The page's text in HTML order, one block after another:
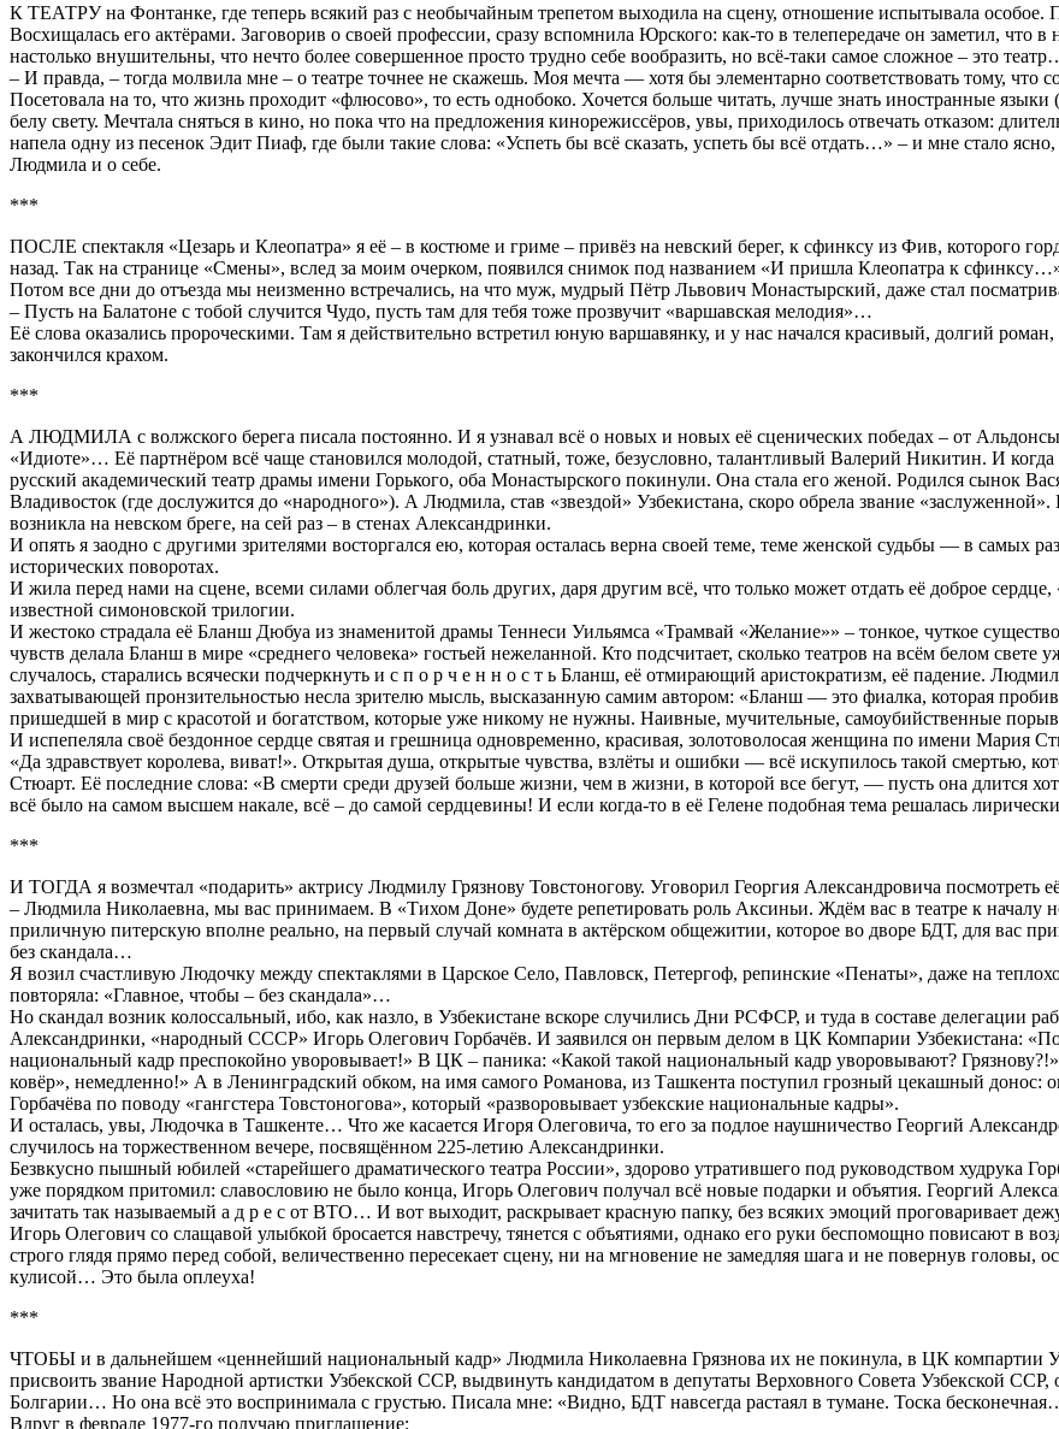
К ТЕАТРУ на Фонтанке, где теперь всякий раз с необычайным трепетом выходила на сцену, отношение испытывала
Восхищалась его актёрами. Заговорив о своей профессии, сразу вспомнила Юрского: как-то в телепередаче он заметил,
настолько внушительны, что нечто более совершенное просто трудно себе вообразить, но всё-таки самое сложное – это
– И правда, – тогда молвила мне – о театре точнее не скажешь. Моя мечта — хотя бы элементарно соответствовать тому, что
Посетовала на то, что жизнь проходит «флюсово», то есть однобоко. Хочется больше читать, лучше знать иностранные
белу свету. Мечтала сняться в кино, но пока что на предложения кинорежиссёров, увы, приходилось отвечать отказом:
напела одну из песенок Эдит Пиаф, где были такие слова: «Успеть бы всё сказать, успеть бы всё отдать…» – и мне стало
Людмила и о себе.
***
ПОСЛЕ спектакля «Цезарь и Клеопатра» я её – в костюме и гриме – привёз на невский берег, к сфинксу из Фив, которого
назад. Так на странице «Смены», вслед за моим очерком, появился снимок под названием «И пришла Клеопатра к
Потом все дни до отъезда мы неизменно встречались, на что муж, мудрый Пётр Львович Монастырский, даже стал
– Пусть на Балатоне с тобой случится Чудо, пусть там для тебя тоже прозвучит «варшавская мелодия»…
Её слова оказались пророческими. Там я действительно встретил юную варшавянку, и у нас начался красивый, долгий
закончился крахом.
***
А ЛЮДМИЛА с волжского берега писала постоянно. И я узнавал всё о новых и новых её сценических победах – от
«Идиоте»… Её партнёром всё чаще становился молодой, статный, тоже, безусловно, талантливый Валерий Никитин. И
русский академический театр драмы имени Горького, оба Монастырского покинули. Она стала его женой. Родился сынок
Владивосток (где дослужится до «народного»). А Людмила, став «звездой» Узбекистана, скоро обрела звание
возникла на невском бреге, на сей раз – в стенах Александринки.
И опять я заодно с другими зрителями восторгался ею, которая осталась верна своей теме, теме женской судьбы — в
исторических поворотах.
И жила перед нами на сцене, всеми силами облегчая боль других, даря другим всё, что только может отдать её доброе
известной симоновской трилогии.
И жестоко страдала её Бланш Дюбуа из знаменитой драмы Теннеси Уильямса «Трамвай «Желание»» – тонкое, чуткое
чувств делала Бланш в мире «среднего человека» гостьей нежеланной. Кто подсчитает, сколько театров на всём белом
случалось, старались всячески подчеркнуть и с п о р ч е н н о с т ь Бланш, её отмирающий аристократизм, её падение.
захватывающей пронзительностью несла зрителю мысль, высказанную самим автором: «Бланш — это фиалка, которая
пришедшей в мир с красотой и богатством, которые уже никому не нужны. Наивные, мучительные, самоубийственные
И испепеляла своё бездонное сердце святая и грешница одновременно, красивая, золотоволосая женщина по имени Мария
«Да здравствует королева, виват!». Открытая душа, открытые чувства, взлёты и ошибки — всё искупилось такой смертью,
Стюарт. Её последние слова: «В смерти среди друзей больше жизни, чем в жизни, в которой все бегут, — пусть она длится
всё было на самом высшем накале, всё – до самой сердцевины! И если когда-то в её Гелене подобная тема решалась
***
И ТОГДА я возмечтал «подарить» актрису Людмилу Грязнову Товстоногову. Уговорил Георгия Александровича посмотреть
– Людмила Николаевна, мы вас принимаем. В «Тихом Доне» будете репетировать роль Аксиньи. Ждём вас в театре к началу
приличную питерскую вполне реально, на первый случай комната в актёрском общежитии, которое во дворе БДТ, для вас
без скандала…
Я возил счастливую Людочку между спектаклями в Царское Село, Павловск, Петергоф, репинские «Пенаты», даже на
повторяла: «Главное, чтобы – без скандала»…
Но скандал возник колоссальный, ибо, как назло, в Узбекистане вскоре случились Дни РСФСР, и туда в составе делегации
Александринки, «народный СССР» Игорь Олегович Горбачёв. И заявился он первым делом в ЦК Компарии Узбекистана:
национальный кадр преспокойно уворовывает!» В ЦК – паника: «Какой такой национальный кадр уворовывают?
ковёр», немедленно!» А в Ленинградский обком, на имя самого Романова, из Ташкента поступил грозный цекашный донос:
Горбачёва по поводу «гангстера Товстоногова», который «разворовывает узбекские национальные кадры».
И осталась, увы, Людочка в Ташкенте… Что же касается Игоря Олеговича, то его за подлое наушничество Георгий
случилось на торжественном вечере, посвящённом 225-летию Александринки.
Безвкусно пышный юбилей «старейшего драматического театра России», здорово утратившего под руководством худрука
уже порядком притомил: славословию не было конца, Игорь Олегович получал всё новые подарки и объятия. Георгий
зачитать так называемый а д р е с от ВТО… И вот выходит, раскрывает красную папку, без всяких эмоций проговаривает
Игорь Олегович со слащавой улыбкой бросается навстречу, тянется с объятиями, однако его руки беспомощно повисают в
строго глядя прямо перед собой, величественно пересекает сцену, ни на мгновение не замедляя шага и не повернув головы,
кулисой… Это была оплеуха!
***
ЧТОБЫ и в дальнейшем «ценнейший национальный кадр» Людмила Николаевна Грязнова их не покинула, в ЦК компартии
присвоить звание Народной артистки Узбекской ССР, выдвинуть кандидатом в депутаты Верховного Совета Узбекской ССР,
Болгарии… Но она всё это воспринимала с грустью. Писала мне: «Видно, БДТ навсегда растаял в тумане. Тоска
Вдруг в феврале 1977-го получаю приглашение: